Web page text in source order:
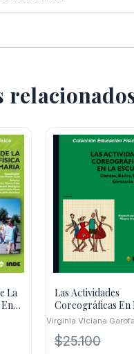
La
Las Actividades
Coreográficas En
Escuela: Danzas,
Virginia Viciana
$25.100